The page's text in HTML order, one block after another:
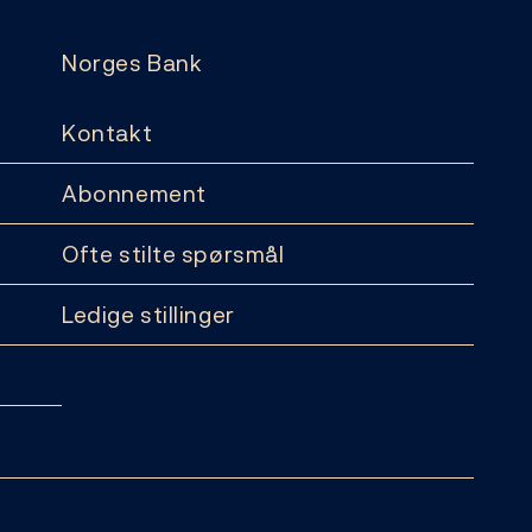
Norges Bank
Kontakt
Abonnement
Ofte stilte spørsmål
Ledige stillinger